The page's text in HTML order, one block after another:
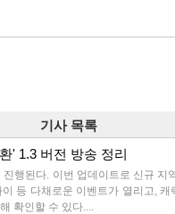
기사 목록
' 1.3 버전 방송 정리
행된다. 이번 업데이트로 신규
등 다채로운 이벤트가 열리고,
확인할 수 있다....